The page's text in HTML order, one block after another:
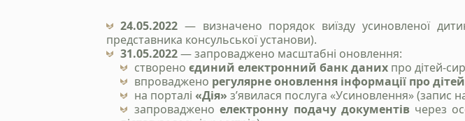
24.05.2022 — визначено порядок виїзду усиновленої
представника консульської установи).
31.05.2022— запроваджено масштабні оновлення:
створено єдиний електронний банк даних про дітей-
впроваджено регулярне оновлення інформації про дітей
на порталі «Дія» з’явилася послуга «Усиновлення» (запис
запровадженоелектронну подачу документівчерез